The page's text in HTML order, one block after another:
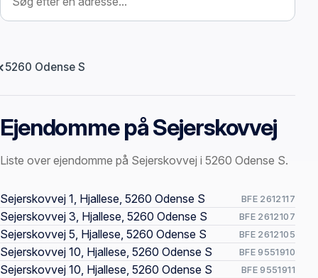
5260 Odense S
Ejendomme på Sejerskovvej
Liste over ejendomme på Sejerskovvej i 5260 Odense S.
Offentlige ejendomssider
Sejerskovvej 1, Hjallese, 5260 Odense S BFE 2612117
Sejerskovvej 3, Hjallese, 5260 Odense S BFE 2612107
Sejerskovvej 5, Hjallese, 5260 Odense S BFE 2612105
Sejerskovvej 10, Hjallese, 5260 Odense S BFE 9551910
Sejerskovvej 10, Hjallese, 5260 Odense S BFE 9551911